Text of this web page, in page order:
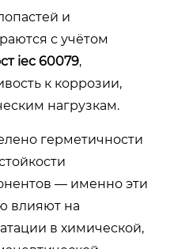
и
с учётом
iec 60079,
к коррозии,
нагрузкам.
герметичности
— именно эти
влияют на
в химической,